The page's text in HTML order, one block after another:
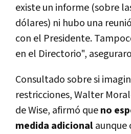
existe un informe (sobre
dólares) ni hubo una
con el Presidente.
en el Directorio",
Consultado sobre si
restricciones, Walter
de Wise, afirmó queno
medida adicionalaunque